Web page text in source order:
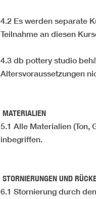
4.2 Es werden separate
Teilnahme an diesen
4.3db pottery studio
Altersvoraussetzungen
MATERIALIEN
5.1 Alle Materialien (Ton,
inbegriffen.
STORNIERUNGEN UND
6.1 Stornierung durch